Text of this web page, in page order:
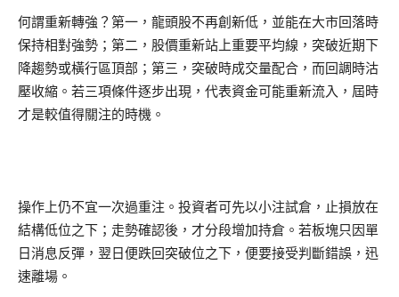
何謂重新轉強？第一，龍頭股不再創新低，並能在大市回落時
保持相對強勢；第二，股價重新站上重要平均線，突破近期下
降趨勢或橫行區頂部；第三，突破時成交量配合，而回調時沽
壓收縮。若三項條件逐步出現，代表資金可能重新流入，屆時
才是較值得關注的時機。
操作上仍不宜一次過重注。投資者可先以小注試倉，止損放在
結構低位之下；走勢確認後，才分段增加持倉。若板塊只因單
日消息反彈，翌日便跌回突破位之下，便要接受判斷錯誤，迅
速離場。